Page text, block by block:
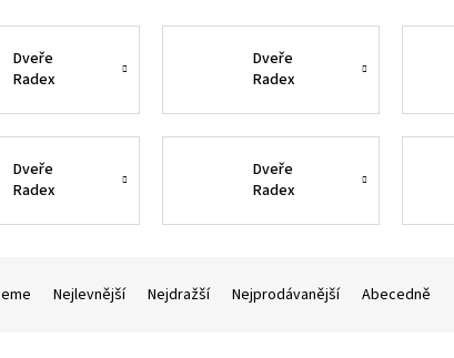
Dveře
Radex
Dveře
Radex
Dveře
Radex
bezsuké
Dveře
Radex
Nejlevnější Nejdražší Nejprodávanější Abecedně